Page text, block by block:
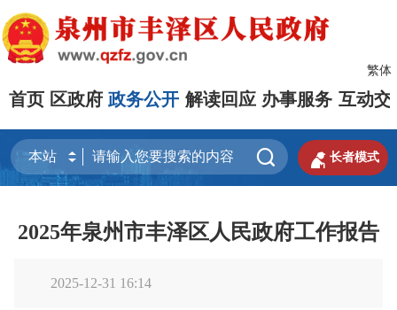
繁体
首页 区政府 政务公开 解读回应 办事服务 互动交
  长者模式
2025年泉州市丰泽区人民政府工作报告
2025-12-31 16:14